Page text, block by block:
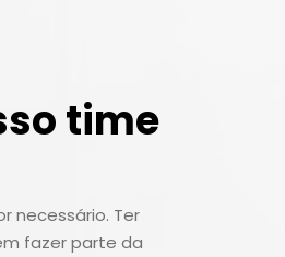
time
necessário. Ter
fazer parte da